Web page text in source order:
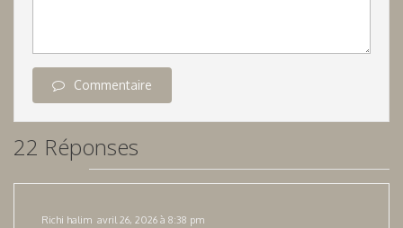
Commentaire
22 Réponses
Richi halim avril 26, 2026 à 8:38 pm